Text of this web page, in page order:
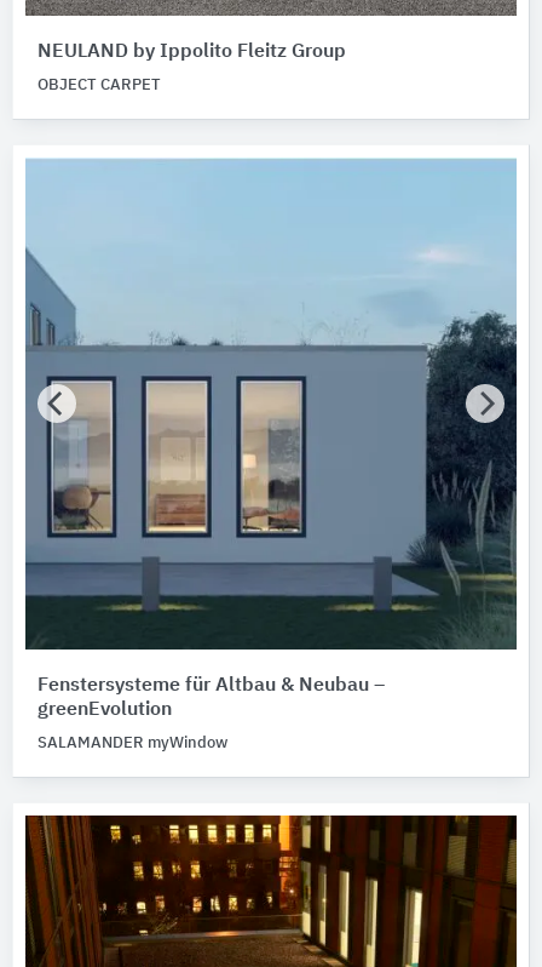
NEULAND by Ippolito Fleitz Group
OBJECT CARPET
Fenstersysteme für Altbau & Neubau –
greenEvolution
SALAMANDER myWindow